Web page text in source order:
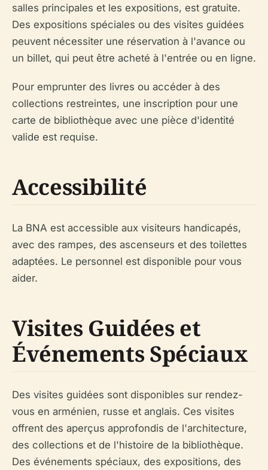
salles principales et les expositions, est gratuite.
Des expositions spéciales ou des visites guidées
peuvent nécessiter une réservation à l'avance ou
un billet, qui peut être acheté à l'entrée ou en ligne.
Pour emprunter des livres ou accéder à des
collections restreintes, une inscription pour une
carte de bibliothèque avec une pièce d'identité
valide est requise.
Accessibilité
La BNA est accessible aux visiteurs handicapés,
avec des rampes, des ascenseurs et des toilettes
adaptées. Le personnel est disponible pour vous
aider.
Visites Guidées et
Événements Spéciaux
Des visites guidées sont disponibles sur rendez-
vous en arménien, russe et anglais. Ces visites
offrent des aperçus approfondis de l'architecture,
des collections et de l'histoire de la bibliothèque.
Des événements spéciaux, des expositions, des